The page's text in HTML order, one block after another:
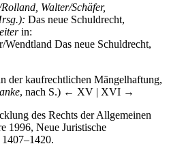
Walter/Schäfer,
Das neue Schuldrecht,
in:
Das neue Schuldrecht,
der kaufrechtlichen Mängelhaftung,
, nach S.) ← XV | XVI →
des Rechts der Allgemeinen
1996, Neue Juristische